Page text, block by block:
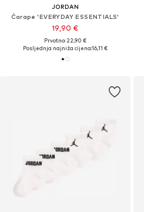
JORDAN
Čarape 'EVERYDAY ESSENTIALS'
19,90 €
Prvotno: 22,90 €
Posljednja najniža cijena:16,11 €